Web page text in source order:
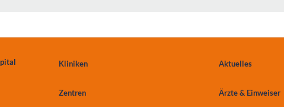
Kliniken Aktuelles
Zentren Ärzte & Einweiser